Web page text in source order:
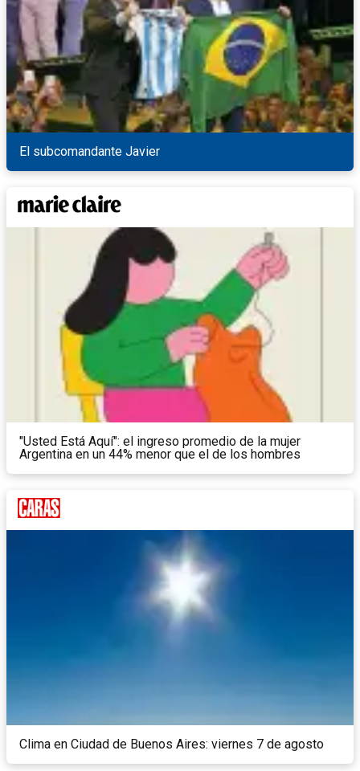
El subcomandante Javier
"Usted Está Aquí": el ingreso promedio de la mujer
Argentina en un 44% menor que el de los hombres
Clima en Ciudad de Buenos Aires: viernes 7 de agosto